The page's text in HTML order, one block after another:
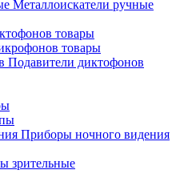
Металлоискатели ручные
товары
товары
Подавители диктофонов
Приборы ночного видения
зрительные